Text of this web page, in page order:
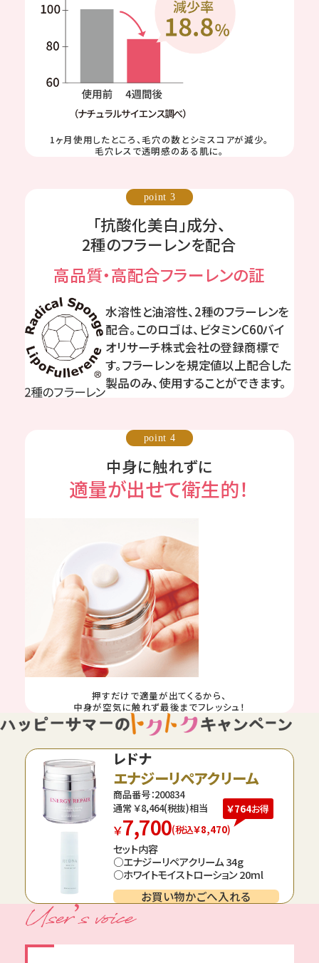
1ヶ月使用したところ、毛穴の数とシミスコアが減少。
毛穴レスで透明感のある肌に。
point 3
「抗酸化美白」成分、
2種のフラーレンを配合
高品質・高配合フラーレンの証
水溶性と油溶性、2種のフラーレンを
配合。このロゴは、ビタミンC60バイ
オリサーチ株式会社の登録商標で
す。フラーレンを規定値以上配合した
製品のみ、使用することができます。
point 4
中身に触れずに
適量が出せて衛生的！
押すだけで適量が出てくるから、
中身が空気に触れず最後までフレッシュ！
レドナ
エナジーリペアクリーム
商品番号：200834
通常 ￥8,464(税抜)相当
￥7,700(税込￥8,470)
￥764お得
セット内容
○エナジーリペアクリーム 34g
○ホワイトモイストローション 20ml
お買い物かごへ入れる